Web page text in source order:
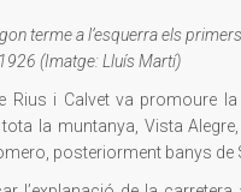
terme a l’esquerra els
(Imatge: Lluís Martí)
Rius i Calvet va promoure
la muntanya, Vista
posteriorment banys de